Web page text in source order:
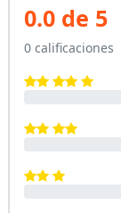
0.0 de 5
0 calificaciones